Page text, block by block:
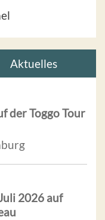
Aktuelles
der Toggo Tour
2026 auf